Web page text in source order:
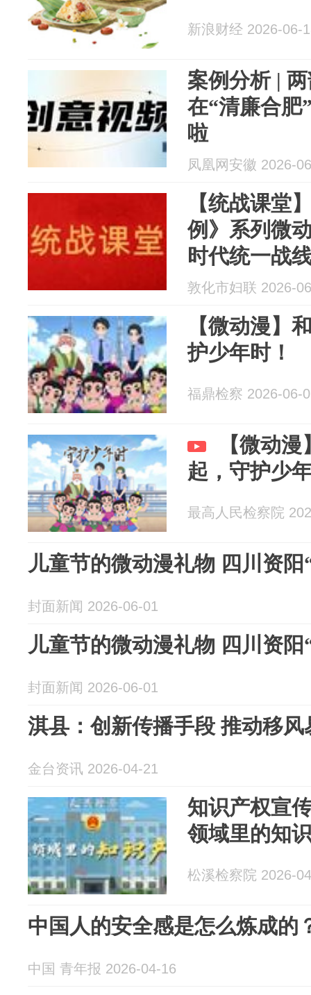
新浪财经 2026-06-
案例分析 |
在“清廉合肥
啦
凤凰网安徽 2026-
【统战课堂
例》系列微
时代统一战
敦化市妇联 2026-
【微动漫】
护少年时！
福鼎检察 2026-06-
【微动
起，守护少
最高人民检察院
儿童节的微动漫礼物 四川资
封面新闻 2026-06-01
儿童节的微动漫礼物 四川资
封面新闻 2026-06-01
淇县：创新传播手段 推动移
金台资讯 2026-04-21
知识产权宣
领域里的知
松溪检察院 2026-
中国人的安全感是怎么炼成的
中国 青年报 2026-04-16